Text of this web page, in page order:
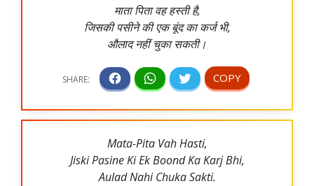
माता पिता वह हस्ती है,
जिसकी पसीने की एक बूंद का कर्ज भी,
औलाद नहीं चुका सकती।
Mata-Pita Vah Hasti,
Jiski Pasine Ki Ek Boond Ka Karj Bhi,
Aulad Nahi Chuka Sakti.